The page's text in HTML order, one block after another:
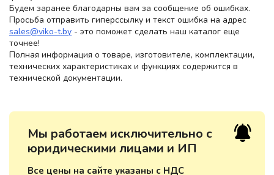
Будем заранее благодарны вам за сообщение об ошибках.
Просьба отправить гиперссылку и текст ошибка на адрес
sales@viko-t.by - это поможет сделать наш каталог еще
точнее!
Полная информация о товаре, изготовителе, комплектации,
технических характеристиках и функциях содержится в
технической документации.
Мы работаем исключительно с
юридическими лицами и ИП
Все цены на сайте указаны с НДС